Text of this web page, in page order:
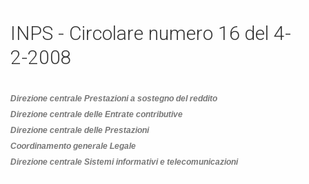
INPS - Circolare numero 16 del 4-
2-2008
Direzione centrale Prestazioni a sostegno del reddito
Direzione centrale delle Entrate contributive
Direzione centrale delle Prestazioni
Coordinamento generale Legale
Direzione centrale Sistemi informativi e telecomunicazioni